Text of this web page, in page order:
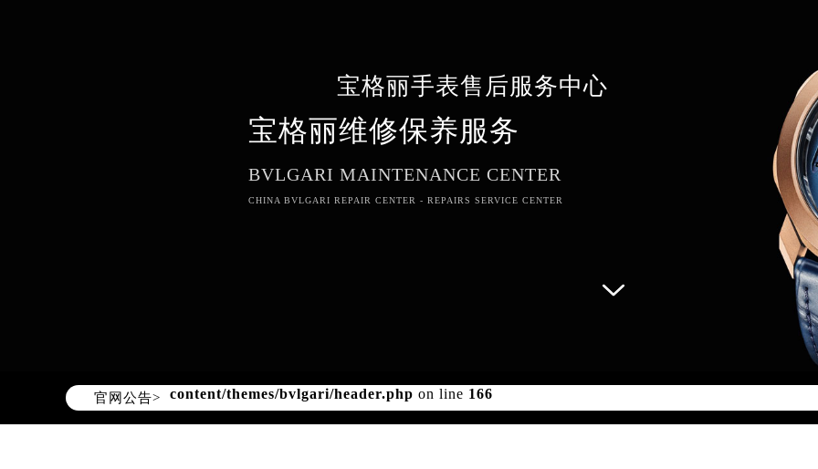
宝格丽手表售后服务中心
宝格丽维修保养服务
BVLGARI MAINTENANCE CENTER
CHINA BVLGARI REPAIR CENTER - REPAIRS SERVICE CENTER
官网公告>
/www/wwwroot/seo/countryt/two/